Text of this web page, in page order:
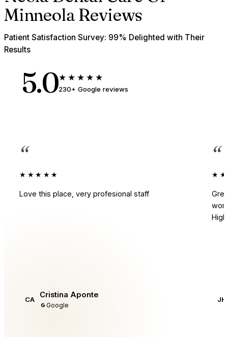
Minneola Reviews
Patient Satisfaction Survey: 99% Delighted with Their
Results
5.0★★★★★
230+ Google reviews
“
★★★★★
Love this place, very profesional staff
CA Cristina Aponte
Google
“
JH